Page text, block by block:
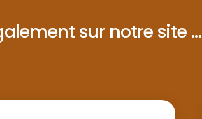
sur notre site ...